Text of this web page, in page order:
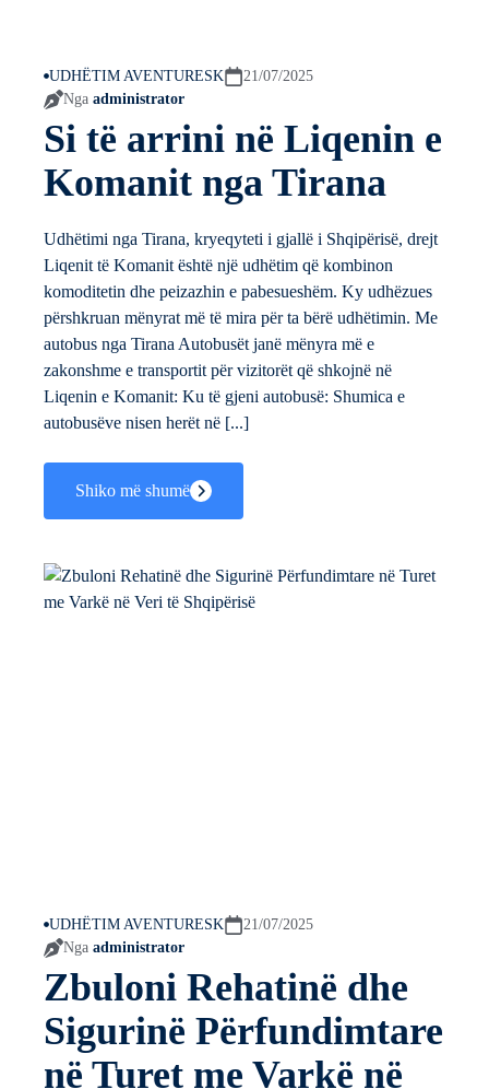
UDHËTIM AVENTURESK
21/07/2025
Nga administrator
Si të arrini në Liqenin e
Komanit nga Tirana
Udhëtimi nga Tirana, kryeqyteti i gjallë i Shqipërisë, drejt
Liqenit të Komanit është një udhëtim që kombinon
komoditetin dhe peizazhin e pabesueshëm. Ky udhëzues
përshkruan mënyrat më të mira për ta bërë udhëtimin. Me
autobus nga Tirana Autobusët janë mënyra më e
zakonshme e transportit për vizitorët që shkojnë në
Liqenin e Komanit: Ku të gjeni autobusë: Shumica e
autobusëve nisen herët në [...]
Shiko më shumë
UDHËTIM AVENTURESK
21/07/2025
Nga administrator
Zbuloni Rehatinë dhe
Sigurinë Përfundimtare
në Turet me Varkë në